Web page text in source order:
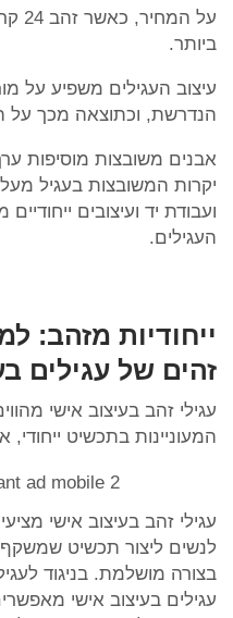
על
ביותר.
עיצוב העגילים משפיע על
הנדרשת, וכתוצאה מכך על
אבנים משובצות מוסיפות
יקרות המשובצות בעגיל
ועבודת יד ועיצובים
העגילים.
ייחודיות מזהב:
זהים של עגילים
עגילי זהב בעיצוב אישי
המעוניינות בתכשיט ייחודי,
עגילי זהב בעיצוב אישי
לנשים ליצור תכשיט שמשקף
בצורה מושלמת. בניגוד
עגילים בעיצוב אישי